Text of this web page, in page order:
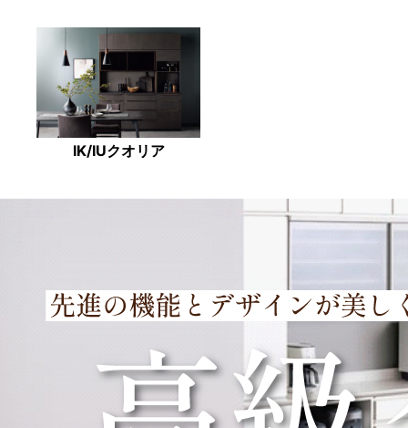
IK/IUクオリア